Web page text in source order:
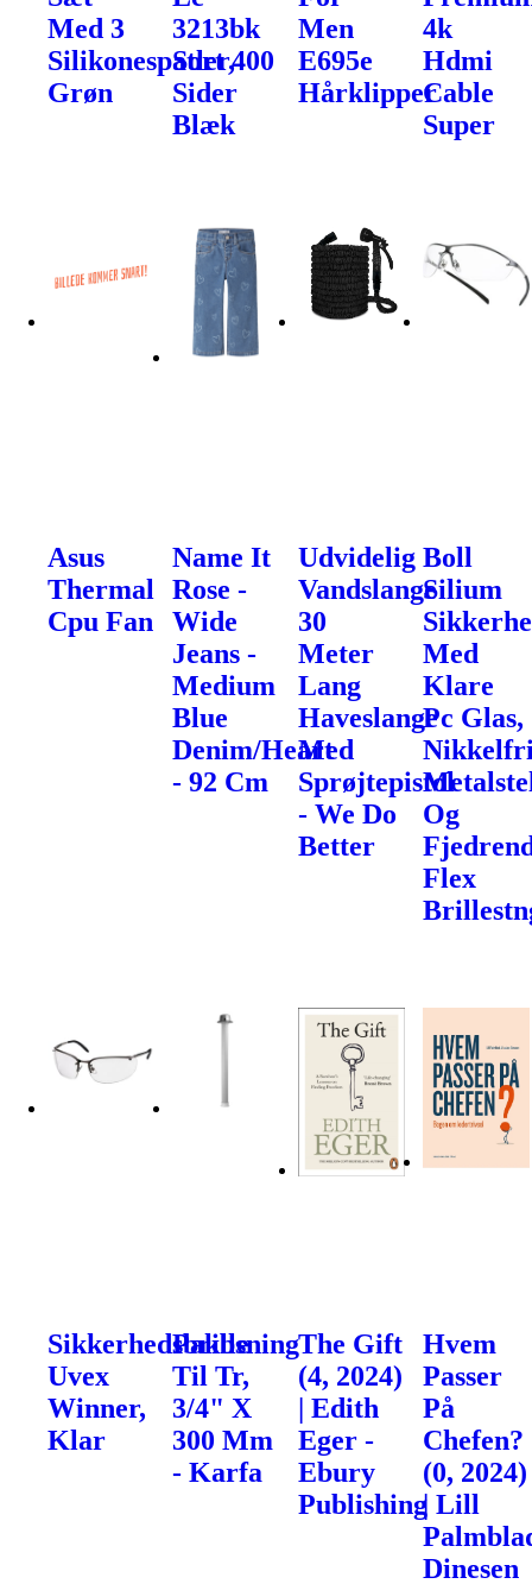
Med 3
Silikonespatler,
Grøn
3213bk
Sort 400
Sider
Blæk
Men
E695e
Hårklipper
4k
Hdmi
Cable
Super
Asus
Thermal
Cpu Fan
Name It
Rose -
Wide
Jeans -
Medium
Blue
Denim/Heart
- 92 Cm
Udvidelig
Vandslange
30
Meter
Lang
Haveslange
Med
Sprøjtepistol
- We Do
Better
Boll
Silium
Med
Klare
Pc Glas,
Og
Flex
Sikkerhedsbrille
Uvex
Winner,
Klar
Pakbsning
Til Tr,
3/4" X
300 Mm
- Karfa
The Gift
(4, 2024)
| Edith
Eger -
Ebury
Publishing
Hvem
Passer
På
Chefen?
(0, 2024)
| Lill
Dinesen